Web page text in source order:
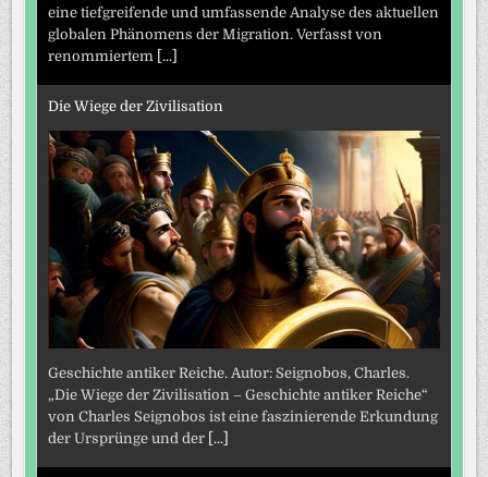
eine tiefgreifende und umfassende Analyse des aktuellen
globalen Phänomens der Migration. Verfasst von
renommiertem
[...]
Die Wiege der Zivilisation
Geschichte antiker Reiche. Autor: Seignobos, Charles.
„Die Wiege der Zivilisation – Geschichte antiker Reiche“
von Charles Seignobos ist eine faszinierende Erkundung
der Ursprünge und der [...]